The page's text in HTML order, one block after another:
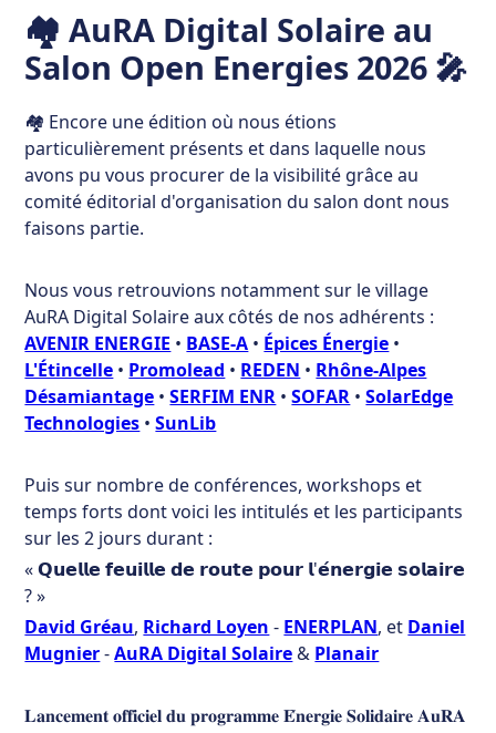
Temps
de
lecture
min
🏘️ AuRA Digital Solaire au
Salon Open Energies 2026 🎤
🏘️ Encore une édition où nous étions
particulièrement présents et dans laquelle nous
avons pu vous procurer de la visibilité grâce au
comité éditorial d'organisation du salon dont nous
faisons partie.
Nous vous retrouvions notamment sur le village
AuRA Digital Solaire aux côtés de nos adhérents :
AVENIR ENERGIE • BASE-A • Épices Énergie •
L'Étincelle • Promolead • REDEN • Rhône-Alpes
Désamiantage •SERFIM ENR •SOFAR •SolarEdge
Technologies •SunLib
Puis sur nombre de conférences, workshops et
temps forts dont voici les intitulés et les participants
sur les 2 jours durant :
« 𝗤𝘂𝗲𝗹𝗹𝗲 𝗳𝗲𝘂𝗶𝗹𝗹𝗲 𝗱𝗲 𝗿𝗼𝘂𝘁𝗲 𝗽𝗼𝘂𝗿 𝗹'𝗲́𝗻𝗲𝗿𝗴𝗶𝗲 𝘀𝗼𝗹𝗮𝗶𝗿𝗲
? »
David Gréau, Richard Loyen - ENERPLAN, et Daniel
Mugnier-AuRA Digital Solaire& Planair
𝐋𝐚𝐧𝐜𝐞𝐦𝐞𝐧𝐭 𝐨𝐟𝐟𝐢𝐜𝐢𝐞𝐥 𝐝𝐮 𝐩𝐫𝐨𝐠𝐫𝐚𝐦𝐦𝐞 𝐄́𝐧𝐞𝐫𝐠𝐢𝐞 𝐒𝐨𝐥𝐢𝐝𝐚𝐢𝐫𝐞 𝐀𝐮𝐑𝐀